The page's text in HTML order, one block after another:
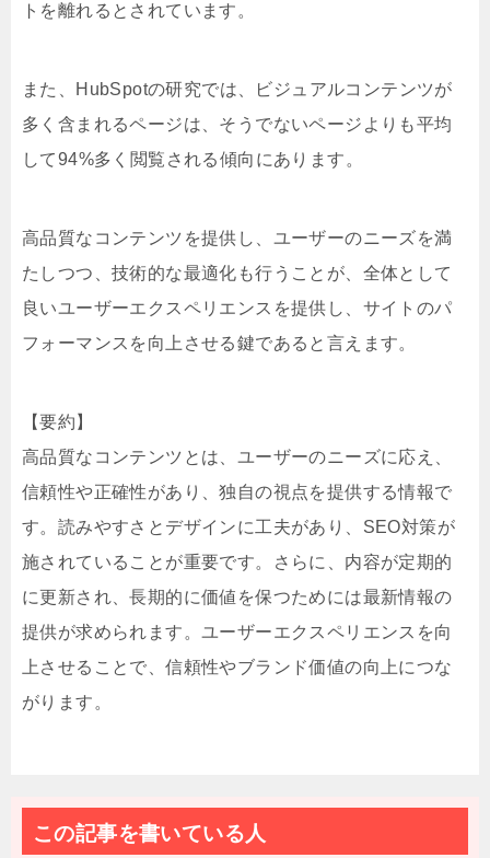
トを離れるとされています。
また、HubSpotの研究では、ビジュアルコンテンツが
多く含まれるページは、そうでないページよりも平均
して94%多く閲覧される傾向にあります。
高品質なコンテンツを提供し、ユーザーのニーズを満
たしつつ、技術的な最適化も行うことが、全体として
良いユーザーエクスペリエンスを提供し、サイトのパ
フォーマンスを向上させる鍵であると言えます。
【要約】
高品質なコンテンツとは、ユーザーのニーズに応え、
信頼性や正確性があり、独自の視点を提供する情報で
す。読みやすさとデザインに工夫があり、SEO対策が
施されていることが重要です。さらに、内容が定期的
に更新され、長期的に価値を保つためには最新情報の
提供が求められます。ユーザーエクスペリエンスを向
上させることで、信頼性やブランド価値の向上につな
がります。
この記事を書いている人